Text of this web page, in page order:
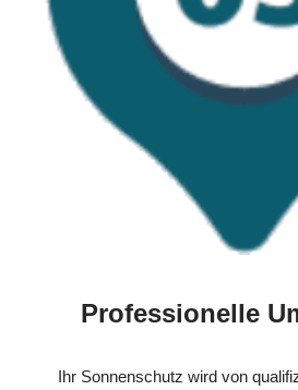
Professionelle
Ihr Sonnenschutz wird von